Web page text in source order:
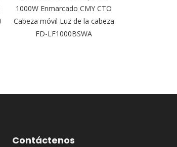
1000W Enmarcado CMY CTO
Cabeza móvil Luz de la cabeza
FD-LF1000BSWA
Contáctenos